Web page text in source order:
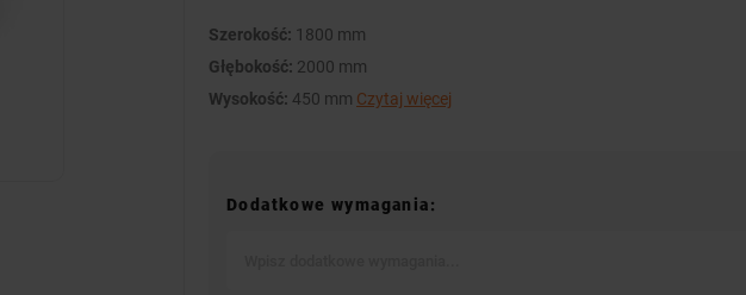
Szerokość: 1800 mm
Głębokość: 2000 mm
Wysokość: 450 mm Czytaj więcej
Dodatkowe wymagania: